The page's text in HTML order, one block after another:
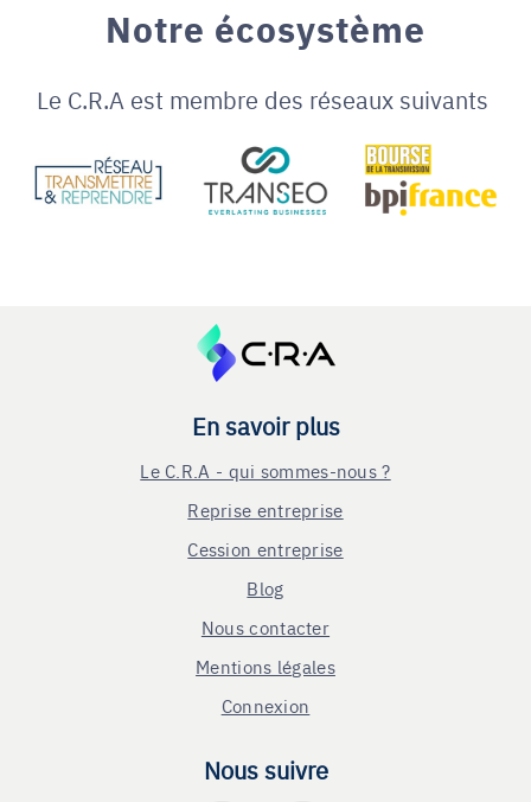
Notre écosystème
Le C.R.A est membre des réseaux suivants
En savoir plus
Le C.R.A - qui sommes-nous ?
Reprise entreprise
Cession entreprise
Blog
Nous contacter
Mentions légales
Connexion
Nous suivre